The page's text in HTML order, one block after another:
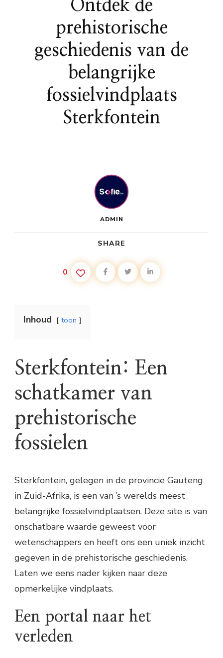
Ontdek de
prehistorische
geschiedenis van de
belangrijke
fossielvindplaats
Sterkfontein
ADMIN
SHARE
0
Inhoud toon
Sterkfontein: Een
schatkamer van
prehistorische
fossielen
Sterkfontein, gelegen in de provincie Gauteng
in Zuid-Afrika, is een van ’s werelds meest
belangrijke fossielvindplaatsen. Deze site is van
onschatbare waarde geweest voor
wetenschappers en heeft ons een uniek inzicht
gegeven in de prehistorische geschiedenis.
Laten we eens nader kijken naar deze
opmerkelijke vindplaats.
Een portal naar het
verleden